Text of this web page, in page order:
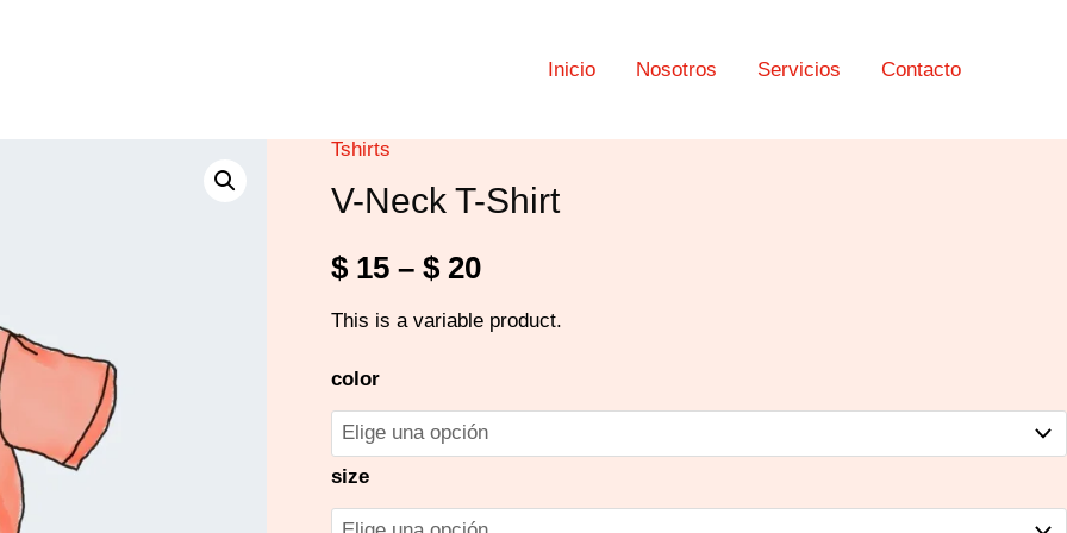
Inicio Nosotros Servicios Contacto
Tshirts
V-Neck T-Shirt
$15– $20
This is a variable product.
color
size
V-
Neck
Shirt